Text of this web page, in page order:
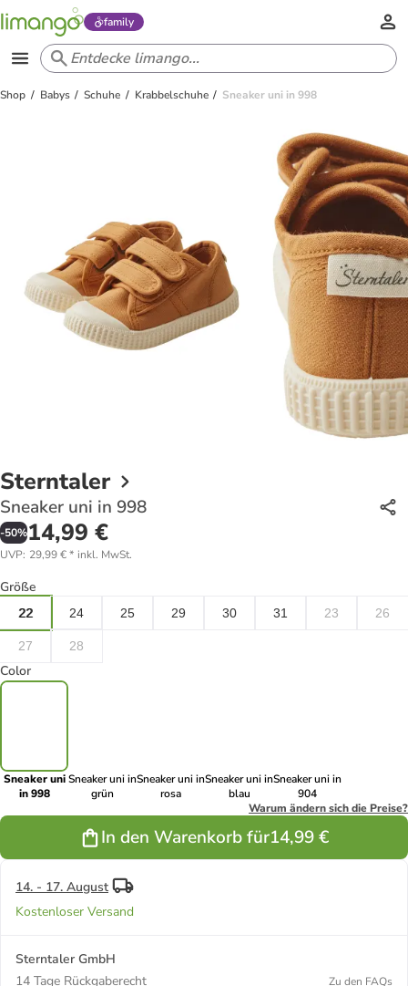
family
Shop Babys Schuhe Krabbelschuhe Sneaker uni in 998
Sterntaler
Sneaker uni in 998
-50%14,99 €
UVP: 29,99 €* inkl. MwSt.
Größe
22 24 25 29 30 31 23 26
27 28
Color
Sneaker uni
in 998
Sneaker uni in
grün
Sneaker uni in
rosa
Sneaker uni in
blau
Sneaker uni in
904
Warum ändern sich die Preise?
In den Warenkorb für14,99 €
14. - 17. August
Kostenloser Versand
Sterntaler GmbH
14 Tage Rückgaberecht
Zu den FAQs